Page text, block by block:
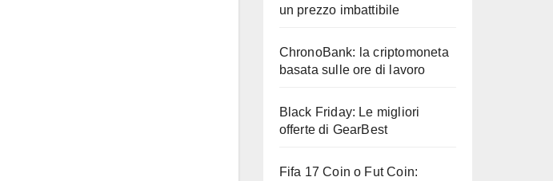
un prezzo imbattibile
ChronoBank: la criptomoneta
basata sulle ore di lavoro
Black Friday: Le migliori
offerte di GearBest
Fifa 17 Coin o Fut Coin: